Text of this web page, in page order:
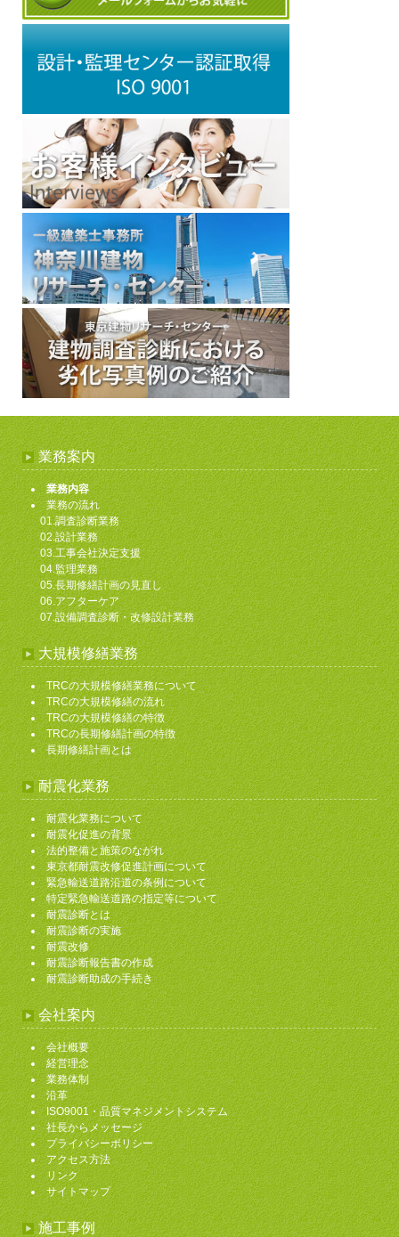
業務案内
業務内容
業務の流れ
01.調査診断業務
02.設計業務
03.工事会社決定支援
04.監理業務
05.長期修繕計画の見直し
06.アフターケア
07.設備調査診断・改修設計業務
大規模修繕業務
TRCの大規模修繕業務について
TRCの大規模修繕の流れ
TRCの大規模修繕の特徴
TRCの長期修繕計画の特徴
長期修繕計画とは
耐震化業務
耐震化業務について
耐震化促進の背景
法的整備と施策のながれ
東京都耐震改修促進計画について
緊急輸送道路沿道の条例について
特定緊急輸送道路の指定等について
耐震診断とは
耐震診断の実施
耐震改修
耐震診断報告書の作成
耐震診断助成の手続き
会社案内
会社概要
経営理念
業務体制
沿革
ISO9001・品質マネジメントシステム
社長からメッセージ
プライバシーポリシー
アクセス方法
リンク
サイトマップ
施工事例